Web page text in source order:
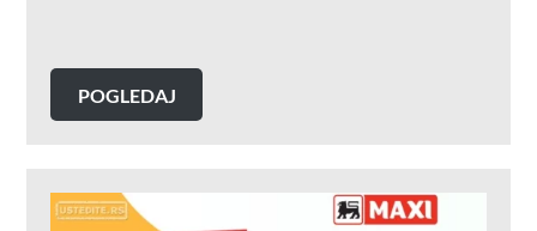
POGLEDAJ